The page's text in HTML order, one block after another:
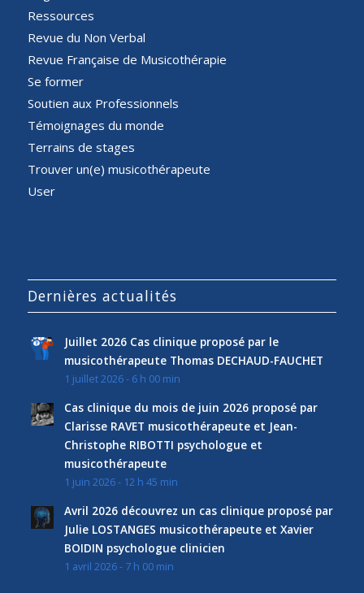
Ressources
Revue du Non Verbal
Revue Française de Musicothérapie
Se former
Soutien aux Professionnels
Témoignages du monde
Terrains de stages
Trouver un(e) musicothérapeute
User
Dernières actualités
Juillet 2026 Cas clinique proposé par le
musicothérapeute Thomas DECHAUD-FAUCHET
1 juillet 2026 - 6 h 00 min
Cas clinique du mois de juin 2026 proposé par
Clarisse RAVET musicothérapeute et Jean-
Christophe RIBOTTI psychologue et
musicothérapeute
1 juin 2026 - 12 h 45 min
Avril 2026 découvrez un cas clinique proposé par
Julie LOSTANGES musicothérapeute et Xavier
BOIDIN psychologue clinicien
1 avril 2026 - 7 h 00 min